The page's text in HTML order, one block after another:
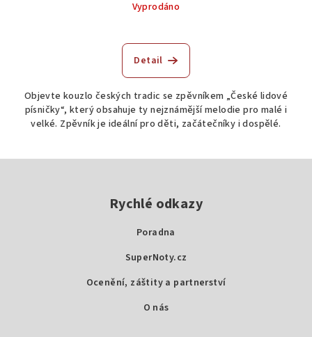
Vyprodáno
Detail
Objevte kouzlo českých tradic se zpěvníkem „České lidové
písničky“, který obsahuje ty nejznámější melodie pro malé i
velké. Zpěvník je ideální pro děti, začátečníky i dospělé.
Rychlé odkazy
Poradna
SuperNoty.cz
Ocenění, záštity a partnerství
O nás